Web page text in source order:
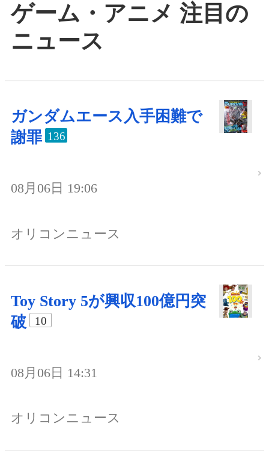
ゲーム・アニメ 注目の
ニュース
ガンダムエース入手困難で
謝罪 136
08月06日 19:06
オリコンニュース
Toy Story 5が興収100億円突
破
10
08月06日 14:31
オリコンニュース